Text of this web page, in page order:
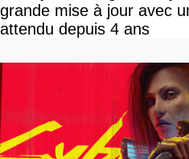
grande mise à jour avec
attendu depuis 4 ans